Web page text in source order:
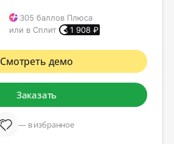
305 баллов Плюса
или в Сплит
1 908 ₽
Смотреть демо
Заказать
— в избранное